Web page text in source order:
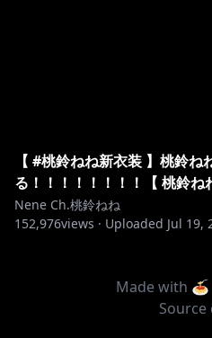
【 #桃鈴ねね新衣装 】桃鈴
る！！！！！！！！【 桃鈴ね
Nene Ch.桃鈴ねね
152,976views · Uploaded Jul 19,
Made with 🍝
Source